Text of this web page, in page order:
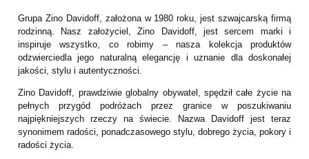
Grupa Zino Davidoff, założona w 1980 roku, jest szwajcarską firmą
rodzinną. Nasz założyciel, Zino Davidoff, jest sercem marki i
inspiruje wszystko, co robimy – nasza kolekcja produktów
odzwierciedla jego naturalną elegancję i uznanie dla doskonałej
jakości, stylu i autentyczności.
Zino Davidoff, prawdziwie globalny obywatel, spędził całe życie na
pełnych przygód podróżach przez granice w poszukiwaniu
najpiękniejszych rzeczy na świecie. Nazwa Davidoff jest teraz
synonimem radości, ponadczasowego stylu, dobrego życia, pokory i
radości życia.